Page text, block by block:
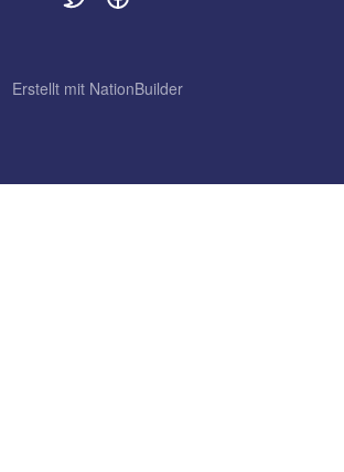
Erstellt mit NationBuilder